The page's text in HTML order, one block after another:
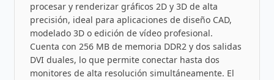
procesar y renderizar gráficos 2D y 3D de alta
precisión, ideal para aplicaciones de diseño CAD,
modelado 3D o edición de vídeo profesional.
Cuenta con 256 MB de memoria DDR2 y dos salidas
DVI duales, lo que permite conectar hasta dos
monitores de alta resolución simultáneamente. El